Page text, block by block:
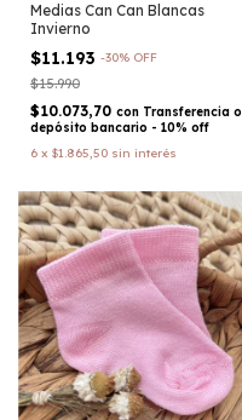
Medias Can Can Blancas
Invierno
$11.193 -30% OFF
$15.990
$10.073,70 con Transferencia o
depósito bancario - 10% off
6 x $1.865,50 sin interés